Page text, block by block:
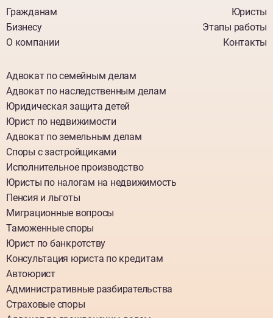
Гражданам
Бизнесу
О компании
Юристы
Этапы работы
Контакты
Адвокат по семейным делам
Адвокат по наследственным делам
Юридическая защита детей
Юрист по недвижимости
Адвокат по земельным делам
Споры с застройщиками
Исполнительное производство
Юристы по налогам на недвижимость
Пенсия и льготы
Миграционные вопросы
Таможенные споры
Юрист по банкротству
Консультация юриста по кредитам
Автоюрист
Административные разбирательства
Страховые споры